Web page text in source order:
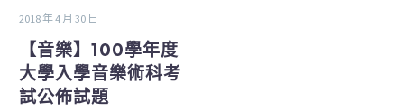
2018 年 4 月 30 日
【音樂】100學年度
大學入學音樂術科考
試公佈試題